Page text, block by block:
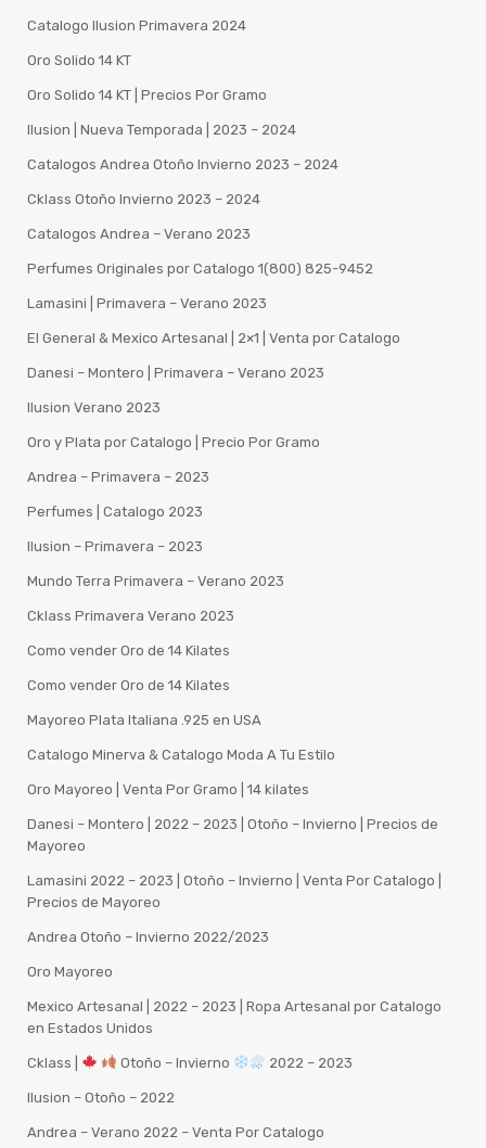
Catalogo Ilusion Primavera 2024
Oro Solido 14 KT
Oro Solido 14 KT | Precios Por Gramo
Ilusion | Nueva Temporada | 2023 – 2024
Catalogos Andrea Otoño Invierno 2023 – 2024
Cklass Otoño Invierno 2023 – 2024
Catalogos Andrea – Verano 2023
Perfumes Originales por Catalogo 1(800) 825-9452
Lamasini | Primavera – Verano 2023
El General & Mexico Artesanal | 2×1 | Venta por Catalogo
Danesi – Montero | Primavera – Verano 2023
Ilusion Verano 2023
Oro y Plata por Catalogo | Precio Por Gramo
Andrea – Primavera – 2023
Perfumes | Catalogo 2023
Ilusion – Primavera – 2023
Mundo Terra Primavera – Verano 2023
Cklass Primavera Verano 2023
Como vender Oro de 14 Kilates
Como vender Oro de 14 Kilates
Mayoreo Plata Italiana .925 en USA
Catalogo Minerva & Catalogo Moda A Tu Estilo
Oro Mayoreo | Venta Por Gramo | 14 kilates
Danesi – Montero | 2022 – 2023 | Otoño – Invierno | Precios de
Mayoreo
Lamasini 2022 – 2023 | Otoño – Invierno | Venta Por Catalogo |
Precios de Mayoreo
Andrea Otoño – Invierno 2022/2023
Oro Mayoreo
Mexico Artesanal | 2022 – 2023 | Ropa Artesanal por Catalogo
en Estados Unidos
Cklass | Otoño – Invierno 2022 – 2023
Ilusion – Otoño – 2022
Andrea – Verano 2022 – Venta Por Catalogo